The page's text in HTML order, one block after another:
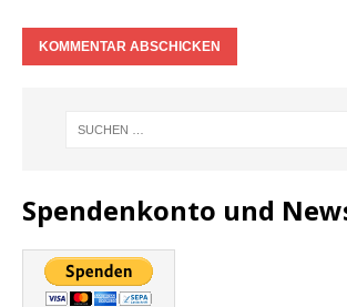
Spendenkonto und